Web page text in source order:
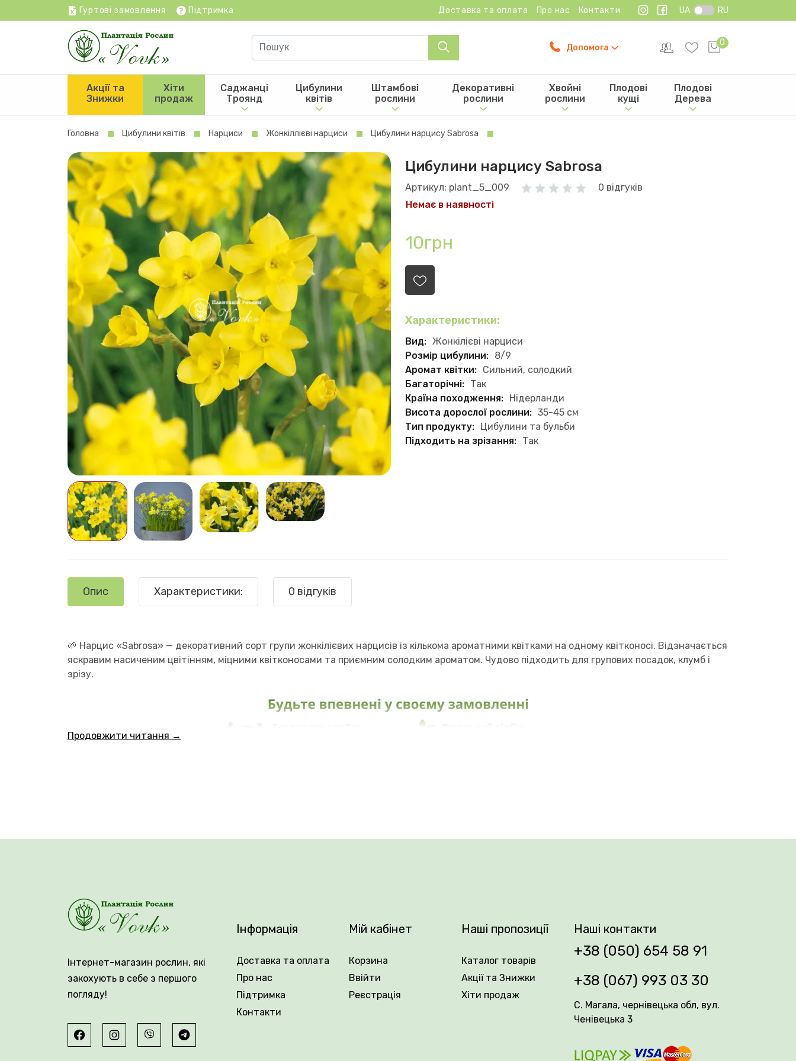
Гуртові замовлення Підтримка Доставка та оплата Про нас Контакти UA RU
Допомога
0
Акції та
Знижки
Хіти
продаж
Саджанці
Троянд
Цибулини
квітів
Штамбові
рослини
Декоративні
рослини
Хвойні
рослини
Плодові
кущі
Плодові
Дерева
Головна Цибулини квітів Нарциси Жонкіллієві нарциси Цибулини нарцису Sabrosa
Цибулини нарцису Sabrosa
Артикул: plant_5_009
0 відгуків
Немає в наявності
10грн
Характеристики:
Вид: Жонкілієві нарциси
Розмір цибулини: 8/9
Аромат квітки: Сильний, солодкий
Багаторічні: Так
Країна походження: Нідерланди
Висота дорослої рослини: 35-45 см
Тип продукту: Цибулини та бульби
Підходить на зрізання: Так
Опис Характеристики: 0 відгуків
🌱 Нарцис «Sabrosa» — декоративний сорт групи жонкілієвих нарцисів із кількома ароматними квітками на одному квітконосі. Відзначається
яскравим насиченим цвітінням, міцними квітконосами та приємним солодким ароматом. Чудово підходить для групових посадок, клумб і
зрізу.
Продовжити читання →
Інтернет-магазин рослин, які
закохують в себе з першого
погляду!
Інформація
Доставка та оплата
Про нас
Підтримка
Контакти
Мій кабінет
Корзина
Ввійти
Реєстрація
Наші пропозиції
Каталог товарів
Акції та Знижки
Хіти продаж
Наші контакти
+38 (050) 654 58 91
+38 (067) 993 03 30
С. Магала, чернівецька обл, вул.
Ченівецька 3